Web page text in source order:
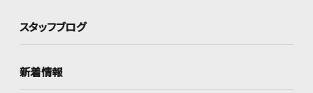
スタッフブログ
新着情報